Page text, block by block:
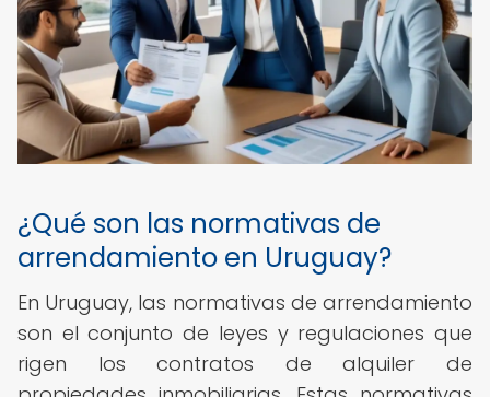
¿Qué son las normativas de
arrendamiento en Uruguay?
En Uruguay, las normativas de arrendamiento
son el conjunto de leyes y regulaciones que
rigen los contratos de alquiler de